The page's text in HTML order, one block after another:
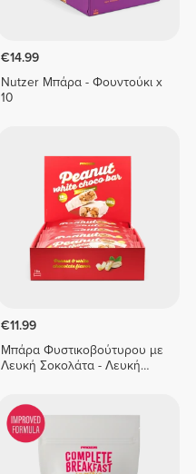
€14.99
Nutzer Μπάρα - Φουντούκι x
10
€11.99
Μπάρα Φυστικοβούτυρου με
Λευκή Σοκολάτα - Λευκή